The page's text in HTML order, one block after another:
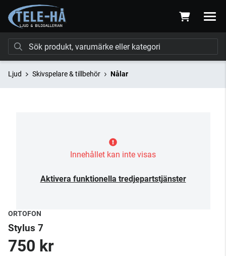
Ljud Skivspelare & tillbehör Nålar
Innehållet kan inte visas
Aktivera funktionella tredjepartstjänster
ORTOFON
Stylus 7
750 kr